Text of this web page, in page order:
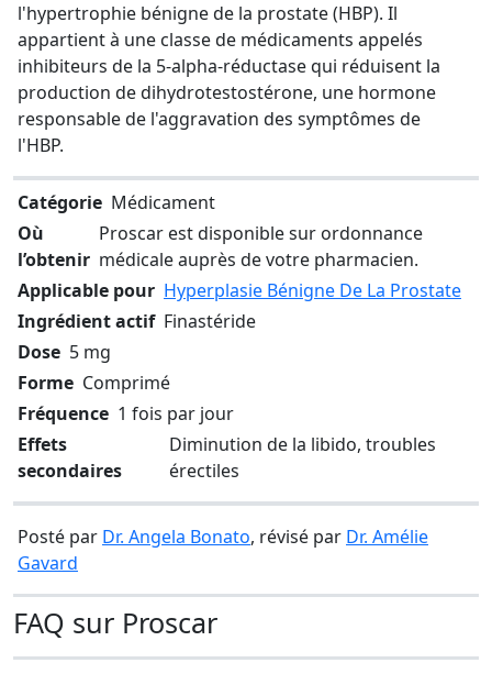
l'hypertrophie bénigne de la prostate (HBP). Il
appartient à une classe de médicaments appelés
inhibiteurs de la 5-alpha-réductase qui réduisent la
production de dihydrotestostérone, une hormone
responsable de l'aggravation des symptômes de
l'HBP.
Catégorie Médicament
Où
l’obtenir
Proscar est disponible sur ordonnance
médicale auprès de votre pharmacien.
Applicable pour Hyperplasie Bénigne De La Prostate
Ingrédient actif Finastéride
Dose 5 mg
Forme Comprimé
Fréquence 1 fois par jour
Effets
secondaires
Diminution de la libido, troubles
érectiles
Posté par Dr. Angela Bonato, révisé par Dr. Amélie
Gavard
FAQ sur Proscar